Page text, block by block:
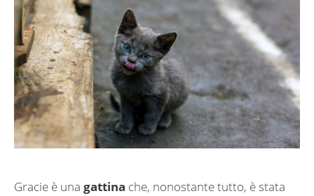
Gracie è una gattina che, nonostante tutto, è stata